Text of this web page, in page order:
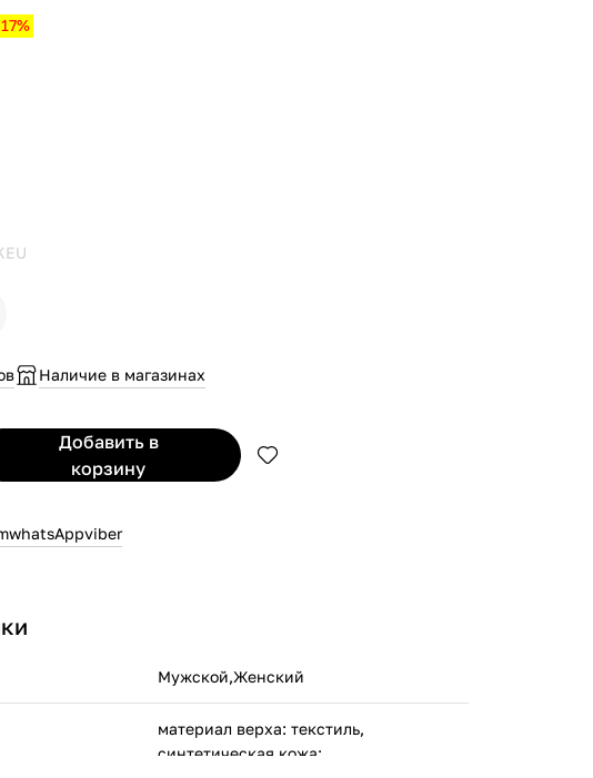
EU
Наличие в магазинах
Добавитьв
корзину
whatsAppviber
Мужской,Женский
материал верха: текстиль,
синтетическая кожа;